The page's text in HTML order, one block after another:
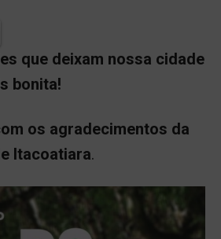
que deixam nossa cidade
bonita!
os agradecimentos da
Itacoatiara.